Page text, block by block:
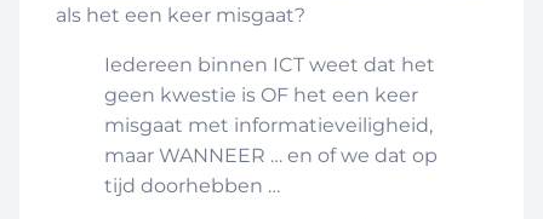
als het een keer misgaat?
Iedereen binnen ICT weet dat het
geen kwestie is OF het een keer
misgaat met informatieveiligheid,
maar WANNEER … en of we dat op
tijd doorhebben …